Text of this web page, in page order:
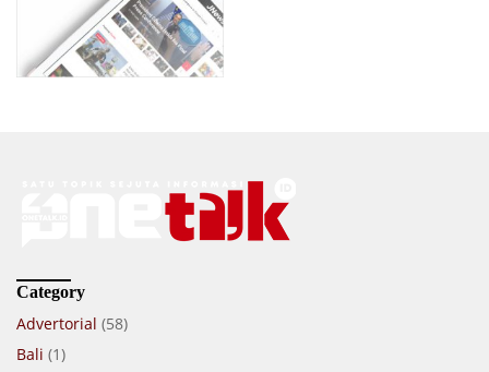
Category
Advertorial (58)
Bali (1)